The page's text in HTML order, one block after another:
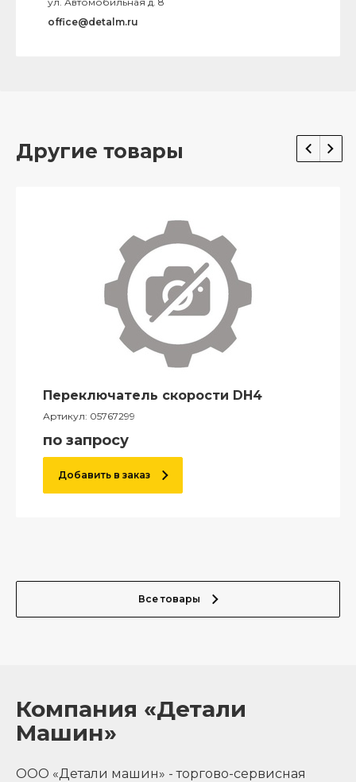
office@detalm.ru
Другие товары
Переключатель скорости DH4
Артикул: 05767299
по запросу
Добавить в заказ
Все товары
Компания «Детали
Машин»
ООО «Детали машин» - торгово-сервисная